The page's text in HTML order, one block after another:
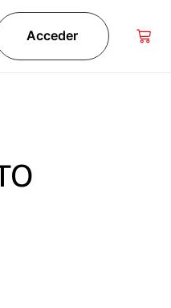
Acceder